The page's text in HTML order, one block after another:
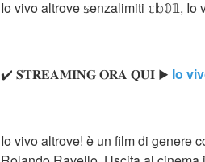
Io vivo altrove 𝕤enzalimiti 𝕔𝕓𝟘𝟙, Io
✔️ 𝐒𝐓𝐑𝐄𝐀𝐌𝐈𝐍𝐆 𝐎𝐑𝐀 𝐐𝐔𝐈 ▶ Io
Io vivo altrove! è un film di genere